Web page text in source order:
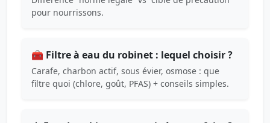
pour nourrissons.
🧰 Filtre à eau du robinet : lequel choisir ?
Carafe, charbon actif, sous évier, osmose : que
filtre quoi (chlore, goût, PFAS) + conseils simples.